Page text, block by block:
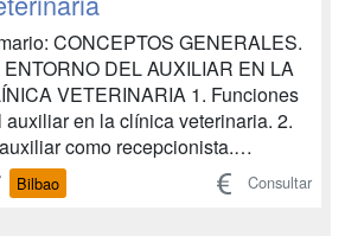
CONCEPTOS GENERALES.
DEL AUXILIAR EN LA
VETERINARIA 1. Funciones
auxiliar en la clínica veterinaria. 2.
como recepcionista.
sociales y comunicación.
Bilbao Consultar